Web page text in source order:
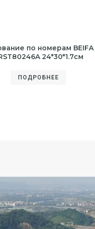
по номерам BEIFA
24*30*1.7см
ПОДРОБНЕЕ